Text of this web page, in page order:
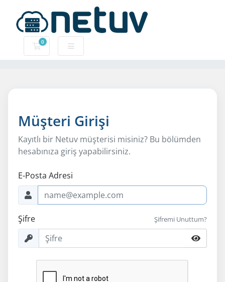
0
Sepet
Müşteri Girişi
Kayıtlı bir Netuv müşterisi misiniz? Bu bölümden
hesabınıza giriş yapabilirsiniz.
E-Posta Adresi
Şifre Şifremi Unuttum?